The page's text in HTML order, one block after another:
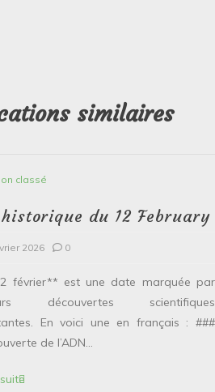
similaires
classé
du 12 February
2026 0
février** est une date marquée par
découvertes scientifiques
En voici une en français : ###
de l’ADN...